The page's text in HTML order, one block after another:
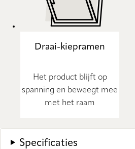
Draai-kiepramen
Het product blijft op
spanning en beweegt mee
met het raam
Specificaties